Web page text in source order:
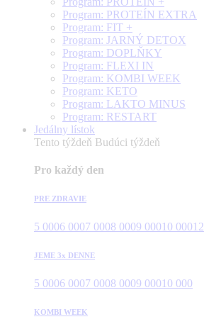
Program: PROTEÍN EXTRA
Program: FIT +
Program: JARNÝ DETOX
Program: DOPLŇKY
Program: FLEXI IN
Program: KOMBI WEEK
Program: KETO
Program: LAKTO MINUS
Program: RESTART
Jedálny lístok
Tento týždeň Budúci týždeň
Pro každý den
PRE ZDRAVIE
5 0006 0007 0008 0009 00010 000
JEME 3x DENNE
5 0006 0007 0008 0009 00010 000
KOMBI WEEK